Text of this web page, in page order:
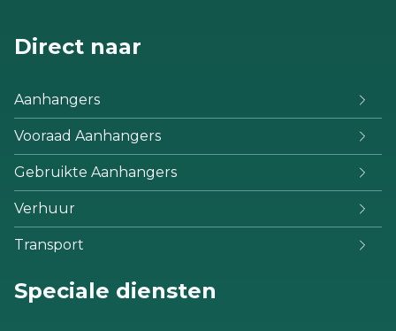
Direct naar
Aanhangers
Vooraad Aanhangers
Gebruikte Aanhangers
Verhuur
Transport
Speciale diensten